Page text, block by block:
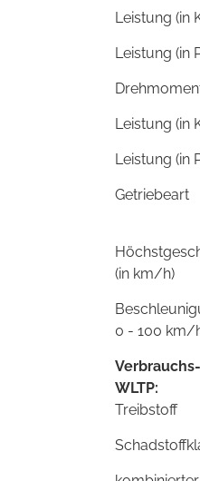
Leistung (in
Leistung (in
Leistung (in
Leistung (in
Getriebeart
(in km/h)
0 - 100 km/
WLTP:
Treibstoff